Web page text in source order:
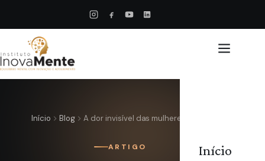
Início
Início Blog A dor invisível das mulheres com…
ARTIGO